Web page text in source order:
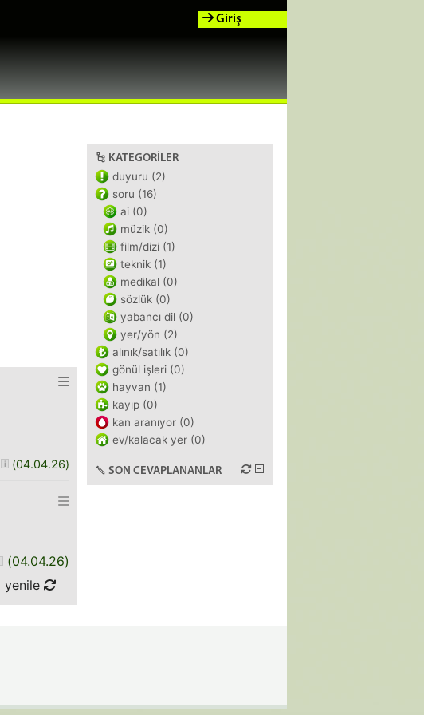
Giriş
(04.04.26)
(04.04.26)
yenile
KATEGORILER
duyuru (2)
soru (16)
ai (0)
müzik (0)
film/dizi (1)
teknik (1)
medikal (0)
sözlük (0)
yabancı dil (0)
yer/yön (2)
alınık/satılık (0)
gönül işleri (0)
hayvan (1)
kayıp (0)
kan aranıyor (0)
ev/kalacak yer (0)
SON CEVAPLANANLAR